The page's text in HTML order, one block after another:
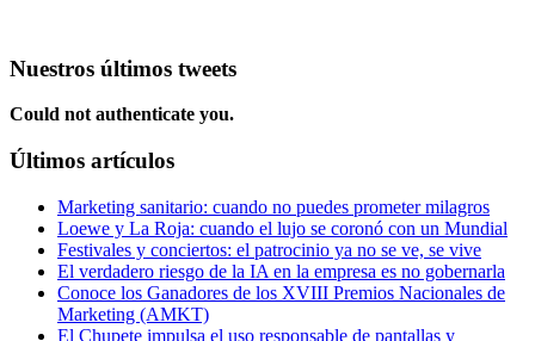
Nuestros últimos tweets
Could not authenticate you.
Últimos artículos
Marketing sanitario: cuando no puedes prometer milagros
Loewe y La Roja: cuando el lujo se coronó con un Mundial
Festivales y conciertos: el patrocinio ya no se ve, se vive
El verdadero riesgo de la IA en la empresa es no gobernarla
Conoce los Ganadores de los XVIII Premios Nacionales de
Marketing (AMKT)
El Chupete impulsa el uso responsable de pantallas y